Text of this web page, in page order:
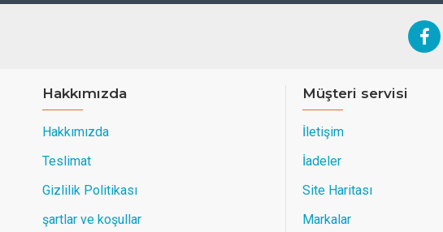
Hakkımızda
Hakkımızda
Teslimat
Gizlilik Politikası
şartlar ve koşullar
Müşteri servisi
İletişim
İadeler
Site Haritası
Markalar